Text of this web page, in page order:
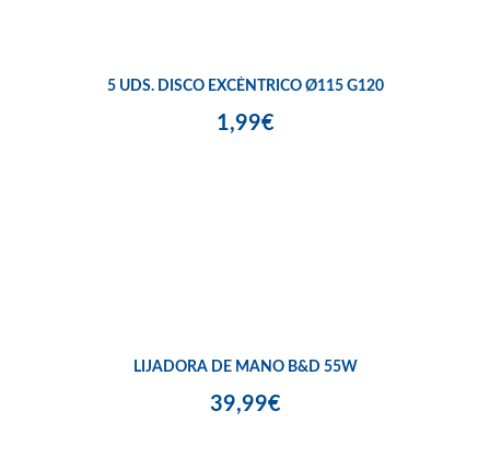
5 UDS. DISCO EXCÉNTRICO Ø115 G120
1,99€
LIJADORA DE MANO B&D 55W
39,99€